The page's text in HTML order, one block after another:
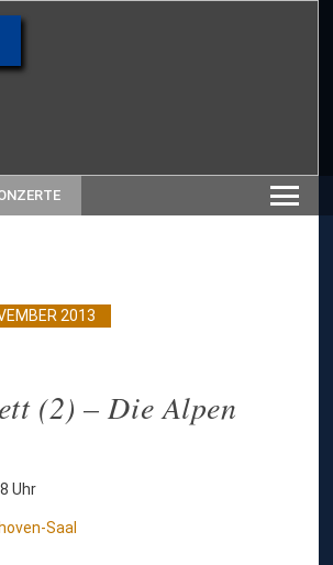
2013
(2) – Die Alpen
Uhr
Saal